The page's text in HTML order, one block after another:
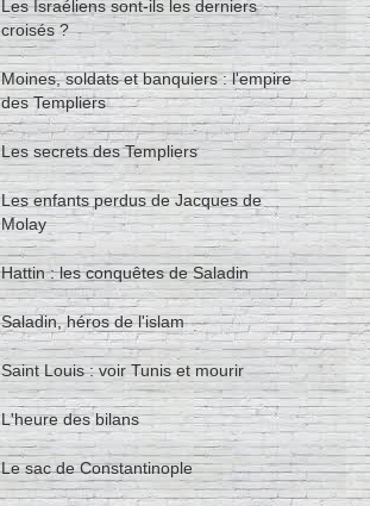
Les Israéliens sont-ils les derniers
croisés ?
Moines, soldats et banquiers : l'empire
des Templiers
Les secrets des Templiers
Les enfants perdus de Jacques de
Molay
Hattin : les conquêtes de Saladin
Saladin, héros de l'islam
Saint Louis : voir Tunis et mourir
L'heure des bilans
Le sac de Constantinople